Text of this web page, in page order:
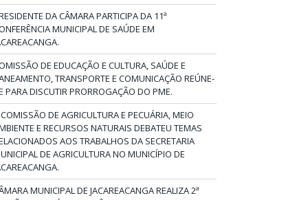
DA CÂMARA PARTICIPA DA 11ª
MUNICIPAL DE SAÚDE EM
DE EDUCAÇÃO E CULTURA, SAÚDE E
TRANSPORTE E COMUNICAÇÃO REÚNE-
PARA DISCUTIR PRORROGAÇÃO DO PME.
DE AGRICULTURA E PECUÁRIA, MEIO
E RECURSOS NATURAIS DEBATEU TEMAS
AOS TRABALHOS DA SECRETARIA
DE AGRICULTURA NO MUNICÍPIO DE
MUNICIPAL DE JACAREACANGA REALIZA 2ª